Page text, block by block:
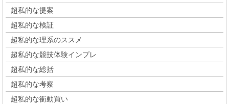
超私的な提案
超私的な検証
超私的な理系のススメ
超私的な競技体験インプレ
超私的な総括
超私的な考察
超私的な衝動買い